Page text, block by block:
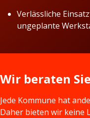
Verlässliche
ungeplante
Wir beraten
Jede Kommune hat
Daher bieten wir keine